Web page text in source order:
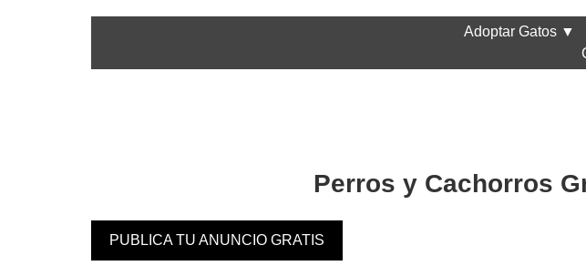
Adoptar Gatos ▼
Perros y Cachorros
PUBLICA TU ANUNCIO GRATIS